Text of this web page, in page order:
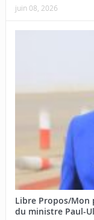
juin 08, 2026
Libre Propos/Mon
du ministre Paul-